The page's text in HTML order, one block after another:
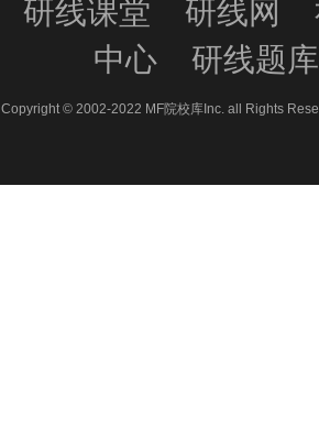
研线课堂 研线网
中心
研线题库
Copyright © 2002-2022 MF院校库Inc. all Rights